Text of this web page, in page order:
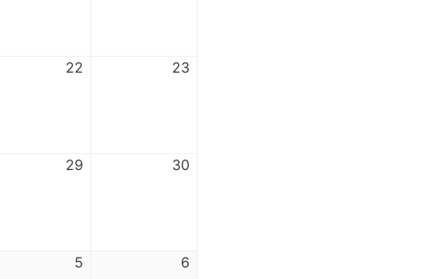
22 23
29 30
5 6